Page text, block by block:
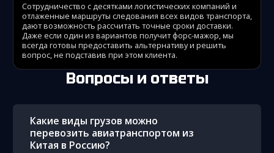
Сотрудничество с десятками логистических компаний и
отлаженные маршруты следования всех видов транспорта,
дают возможность рассчитать точные сроки доставки.
Даже если один из вариантов получит форс-мажор, мы
всегда готовы предоставить альтернативу и решить
вопрос, не подставив при этом клиента.
Вопросы и ответы
Какие виды грузов можно
перевозить авиатранспортом из
Китая в Россию?